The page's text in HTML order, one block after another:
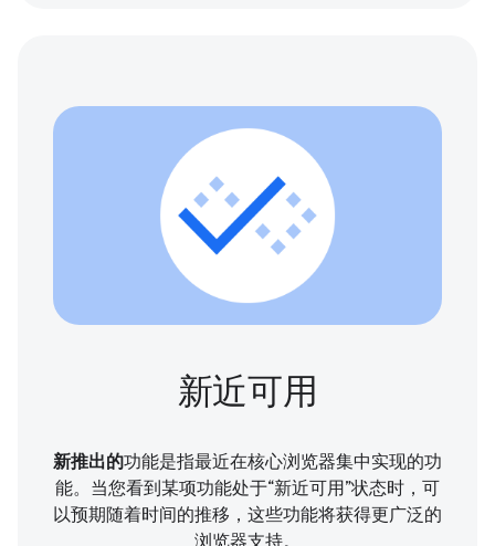
新近可用
新推出的功能是指最近在核心浏览器集中实现的功
能。当您看到某项功能处于“新近可用”状态时，可
以预期随着时间的推移，这些功能将获得更广泛的
浏览器支持。